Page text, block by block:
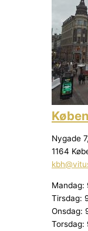
Nygade
1164
Mandag:
Tirsdag:
Onsdag:
Torsdag: